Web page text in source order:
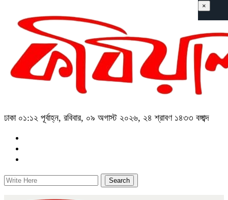
ঢাকা ০১:১২ পূর্বাহ্ন, রবিবার, ০৯ অগাস্ট ২০২৬, ২৪ শ্রাবণ ১৪৩৩ বঙ্গাব্দ
×